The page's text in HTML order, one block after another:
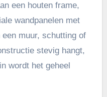
een houten frame,
wandpanelen met
muur, schutting of
stevig hangt,
wordt het geheel